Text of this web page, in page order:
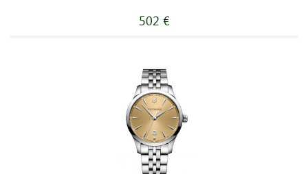
502 €